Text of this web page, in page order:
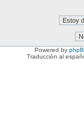
Powered by
Traducción al